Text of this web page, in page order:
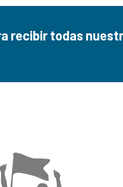
recibir todas